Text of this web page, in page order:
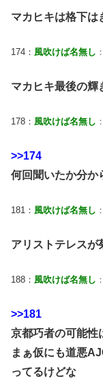
マカヒキは格下は
174： 風吹けば名無し
マカヒキ最後の輝
178： 風吹けば名無し
>>174
何回聞いたか分か
181： 風吹けば名無し
アリストテレスが
188： 風吹けば名無し
>>181
京都巧者の可能性
まぁ仮にも道悪
ってるけどな